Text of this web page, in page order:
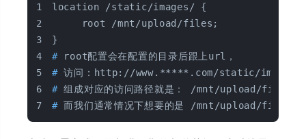
location /static/images/ {
     root /mnt/upload/files;
}
# root配置会在配置的目录后跟上url，
# 访问：http://www.*****.com/static/
# 组成对应的访问路径就是： /mnt/upload/
# 而我们通常情况下想要的是 /mnt/upload/file/